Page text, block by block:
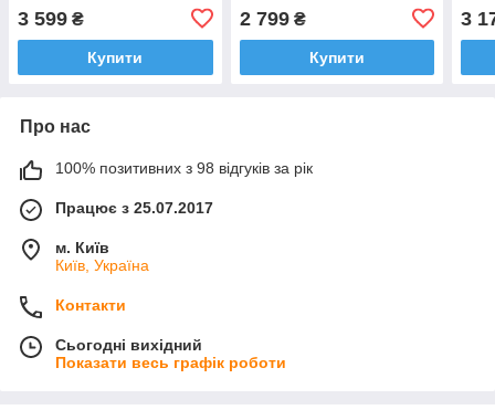
3 599 ₴
Купити
краватка, оправа
2 799₴
Купити
3
Про нас
100% позитивних з 98 відгуків за рік
Працює з 25.07.2017
м. Київ
Київ, Україна
Контакти
Сьогодні вихідний
Показати весь графік роботи